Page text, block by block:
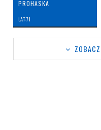
PROHASKA
LAT: 71